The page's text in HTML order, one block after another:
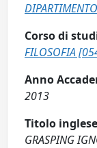
Corso di
FILOSOFIA
Anno
2013
Titolo inglese
GRASPING